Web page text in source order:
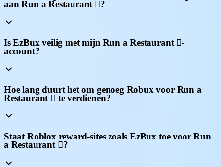
aan Run a Restaurant 🏻?
Is EzBux veilig met mijn Run a Restaurant 🏻-
account?
Hoe lang duurt het om genoeg Robux voor Run a
Restaurant 🏻 te verdienen?
Staat Roblox reward-sites zoals EzBux toe voor Run
a Restaurant 🏻?